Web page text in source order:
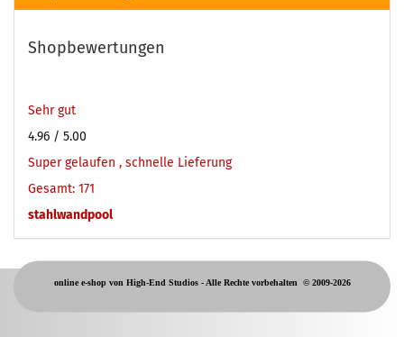
Shopbewertungen
Sehr gut
4.96 / 5.00
Super gelaufen , schnelle Lieferung
Gesamt: 171
stahlwandpool
online e-shop von High-End Studios -Alle Rechte vorbehalten © 2009-2026